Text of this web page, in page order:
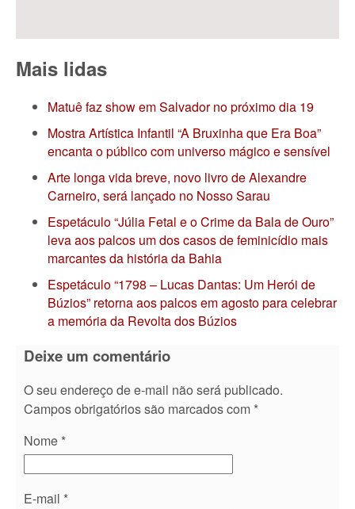
Mais lidas
Matuê faz show em Salvador no próximo dia 19
Mostra Artística Infantil “A Bruxinha que Era Boa”
encanta o público com universo mágico e sensível
Arte longa vida breve, novo livro de Alexandre
Carneiro, será lançado no Nosso Sarau
Espetáculo “Júlia Fetal e o Crime da Bala de Ouro”
leva aos palcos um dos casos de feminicídio mais
marcantes da história da Bahia
Espetáculo “1798 – Lucas Dantas: Um Herói de
Búzios” retorna aos palcos em agosto para celebrar
a memória da Revolta dos Búzios
Deixe um comentário
O seu endereço de e-mail não será publicado.
Campos obrigatórios são marcados com *
Nome *
E-mail *